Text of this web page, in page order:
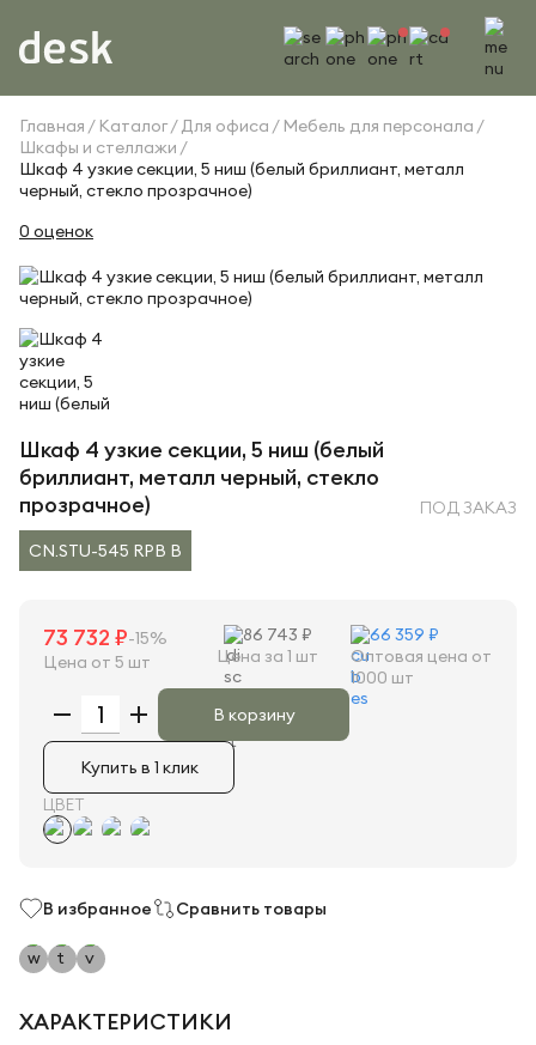
Главная Каталог Для офиса
Мебель для персонала
Шкафы и стеллажи
Шкаф 4 узкие секции, 5 ниш (белый бриллиант, металл
черный, стекло прозрачное)
0 оценок
Шкаф 4 узкие секции, 5 ниш (белый
бриллиант, металл черный, стекло
прозрачное)
ПОД ЗАКАЗ
CN.STU-545 RPB B
73 732 ₽-15%
Цена от 5 шт
86 743 ₽
Цена за 1 шт
66 359 ₽
Оптовая цена от
1000 шт
В корзину
Купить в 1 клик
ЦВЕТ
В избранное Сравнить товары
ХАРАКТЕРИСТИКИ